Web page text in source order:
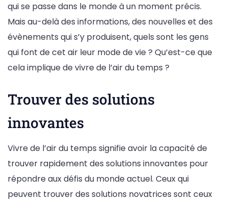
qui se passe dans le monde à un moment précis.
Mais au-delà des informations, des nouvelles et des
évènements qui s’y produisent, quels sont les gens
qui font de cet air leur mode de vie ? Qu’est-ce que
cela implique de vivre de l’air du temps ?
Trouver des solutions
innovantes
Vivre de l’air du temps signifie avoir la capacité de
trouver rapidement des solutions innovantes pour
répondre aux défis du monde actuel. Ceux qui
peuvent trouver des solutions novatrices sont ceux